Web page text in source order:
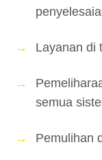
Layanan di
semua
Pemulihan